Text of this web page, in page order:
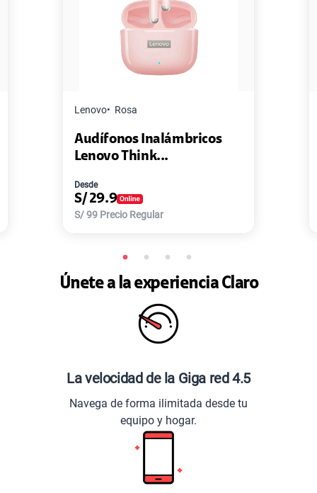
Lenovo Rosa
Audífonos Inalámbricos
Lenovo Think...
Desde
S/ 29.9
S/99 Precio Regular
Únete a la experiencia Claro
La velocidad de la Giga red 4.5
Navega de forma ilimitada desde tu
equipo y hogar.